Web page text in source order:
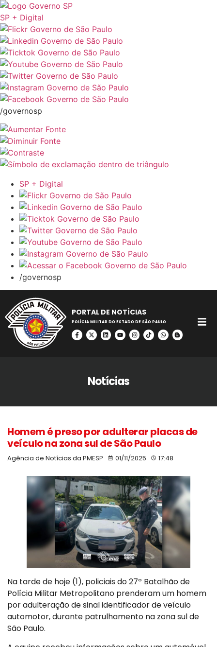
SP + Digital
/governosp
SP + Digital
/governosp
PORTAL DE NOTÍCIAS
POLÍCIA MILITAR DO ESTADO DE SÃO PAULO
Notícias
Homem é preso por adulterar placas de
veículo na zona sul de São Paulo
Agência de Notícias da PMESP 01/11/2025 17:48
Na tarde de hoje (1), policiais do 27º Batalhão de
Polícia Militar Metropolitano prenderam um homem
por adulteração de sinal identificador de veículo
automotor, durante patrulhamento na zona sul de
São Paulo.